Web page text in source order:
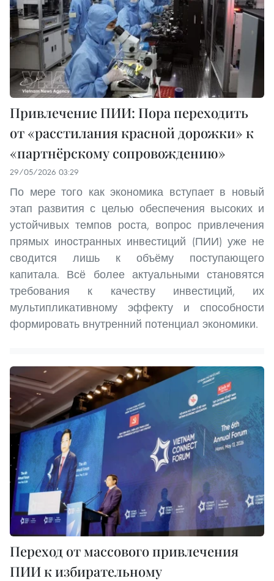
Привлечение ПИИ: Пора переходить
от «расстилания красной дорожки» к
«партнёрскому сопровождению»
29/05/2026 03:29
По мере того как экономика вступает в новый
этап развития с целью обеспечения высоких и
устойчивых темпов роста, вопрос привлечения
прямых иностранных инвестиций (ПИИ) уже не
сводится лишь к объёму поступающего
капитала. Всё более актуальными становятся
требования к качеству инвестиций, их
мультипликативному эффекту и способности
формировать внутренний потенциал экономики.
Переход от массового привлечения
ПИИ к избирательному